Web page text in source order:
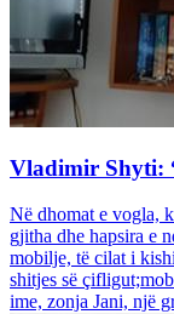
Vladimir Shyti:
Në dhomat e vogla,
gjitha dhe hapsira e
mobilje, të cilat i
shitjes së
ime, zonja Jani, një